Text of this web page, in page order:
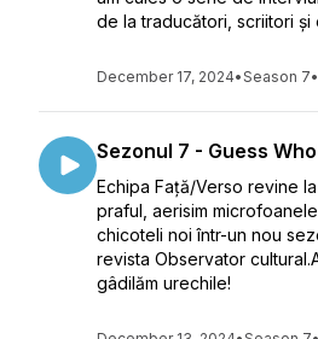
de la traducători, scriitori și
December 17, 2024•Season 7•
Sezonul 7 - Guess
Echipa Față/Verso revine
praful, aerisim
chicoteli noi într-un nou
revista Observator
gâdilăm urechile!